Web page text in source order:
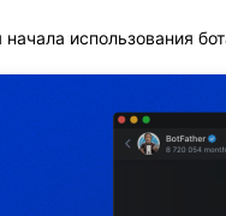
начала использования